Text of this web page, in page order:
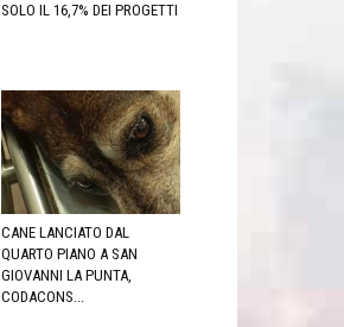
SOLO IL 16,7% DEI PROGETTI
CANE LANCIATO DAL
QUARTO PIANO A SAN
GIOVANNI LA PUNTA,
CODACONS...